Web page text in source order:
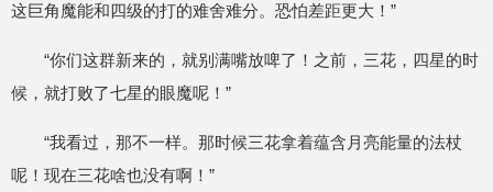
这巨角魔能和四级的打的难舍难分。恐怕差距更大！”
“你们这群新来的，就别满嘴放啤了！之前，三花，四星的时
候，就打败了七星的眼魔呢！”
“我看过，那不一样。那时候三花拿着蕴含月亮能量的法杖
呢！现在三花啥也没有啊！”